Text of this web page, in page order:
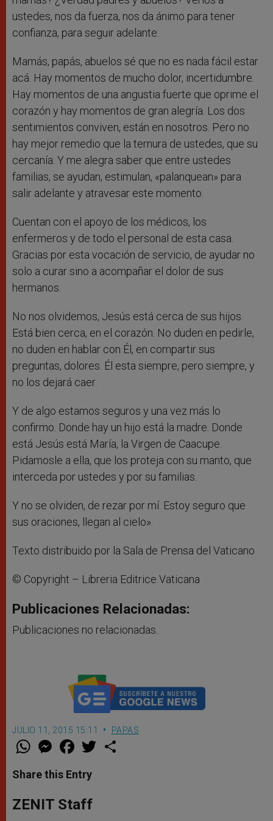
ustedes, nos da fuerza, nos da ánimo para tener
confianza, para seguir adelante.
Mamás, papás, abuelos sé que no es nada fácil estar
acá. Hay momentos de mucho dolor, incertidumbre.
Hay momentos de una angustia fuerte que oprime el
corazón y hay momentos de gran alegría. Los dos
sentimientos conviven, están en nosotros. Pero no
hay mejor remedio que la ternura de ustedes, que su
cercanía. Y me alegra saber que entre ustedes
familias, se ayudan, estimulan, «palanquean» para
salir adelante y atravesar este momento.
Cuentan con el apoyo de los médicos, los
enfermeros y de todo el personal de esta casa.
Gracias por esta vocación de servicio, de ayudar no
solo a curar sino a acompañar el dolor de sus
hermanos.
No nos olvidemos, Jesús está cerca de sus hijos.
Está bien cerca, en el corazón. No duden en pedirle,
no duden en hablar con Él, en compartir sus
preguntas, dolores. Él esta siempre, pero siempre, y
no los dejará caer.
Y de algo estamos seguros y una vez más lo
confirmo. Donde hay un hijo está la madre. Donde
está Jesús está María, la Virgen de Caacupe.
Pidamosle a ella, que los proteja con su manto, que
interceda por ustedes y por su familias.
Y no se olviden, de rezar por mí. Estoy seguro que
sus oraciones, llegan al cielo».
Texto distribuido por la Sala de Prensa del Vaticano
© Copyright – Libreria Editrice Vaticana
Publicaciones Relacionadas:
Publicaciones no relacionadas.
JULIO 11, 2015 15:11 PAPAS
W
t
s
p
p
M
e
s
e
g
e
F
a
e
b
o
k
w
Share this Entry
ZENIT Staff